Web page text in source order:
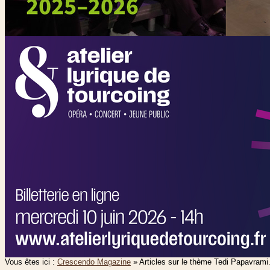
Vous êtes ici : Crescendo Magazine » Articles sur le thème Tedi Papavrami.